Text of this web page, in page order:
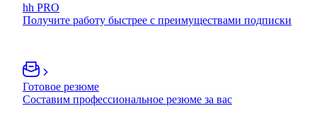
hh PRO
Получите работу быстрее с преимуществами подписки
Готовое резюме
Составим профессиональное резюме за вас